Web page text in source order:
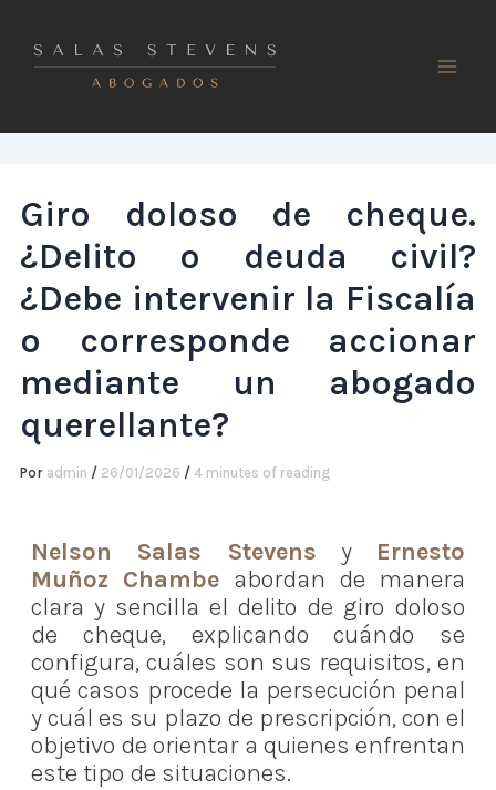
contenido
Giro doloso de cheque.
¿Delito o deuda civil?
¿Debe intervenir la Fiscalía
o corresponde accionar
mediante un abogado
querellante?
Por admin / 26/01/2026 / 4 minutes of reading
Nelson Salas Stevens y Ernesto
Muñoz Chambe abordan de manera
clara y sencilla el delito de giro doloso
de cheque, explicando cuándo se
configura, cuáles son sus requisitos, en
qué casos procede la persecución penal
y cuál es su plazo de prescripción, con el
objetivo de orientar a quienes enfrentan
este tipo de situaciones.